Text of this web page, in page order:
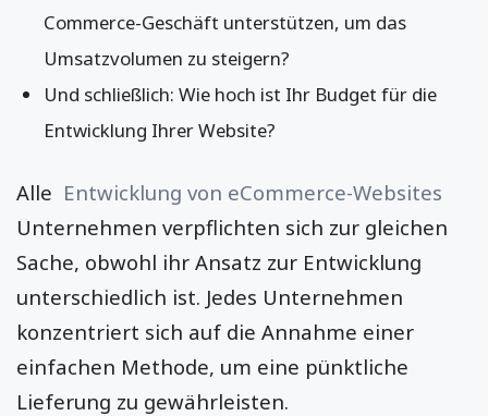
Commerce-Geschäft unterstützen, um das
Umsatzvolumen zu steigern?
Und schließlich: Wie hoch ist Ihr Budget für die
Entwicklung Ihrer Website?
Alle Entwicklung von eCommerce-Websites
Unternehmen verpflichten sich zur gleichen
Sache, obwohl ihr Ansatz zur Entwicklung
unterschiedlich ist. Jedes Unternehmen
konzentriert sich auf die Annahme einer
einfachen Methode, um eine pünktliche
Lieferung zu gewährleisten.